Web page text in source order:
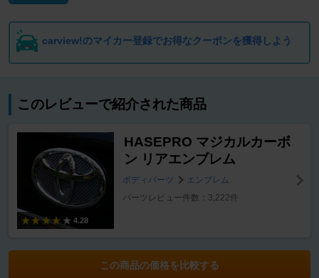
carview!のマイカー登録でお得なクーポンを獲得しよう
このレビューで紹介された商品
4.28
HASEPRO マジカルカーボ
ン リアエンブレム
ボディパーツ
エンブレム
パーツレビュー件数：3,222件
この商品の価格を比較する